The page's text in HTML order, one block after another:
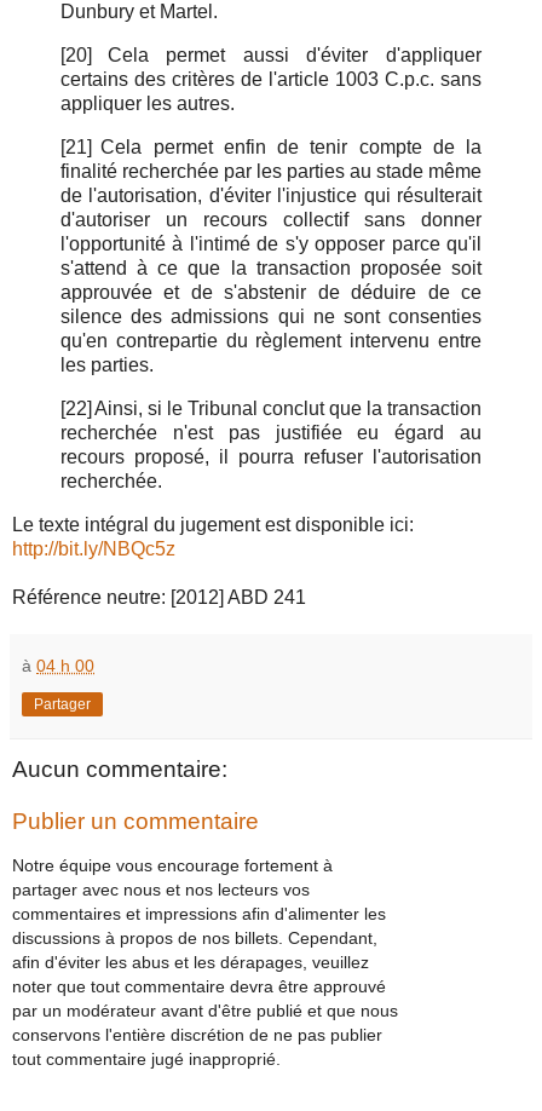
Dunbury et Martel.
[20]
Cela permet aussi d'éviter d'appliquer
certains des critères de l'article 1003 C.p.c. sans
appliquer les autres.
[21] Cela permet enfin de tenir compte de la
finalité recherchée par les parties au stade même
de l'autorisation, d'éviter l'injustice qui résulterait
d'autoriser un recours collectif sans donner
l'opportunité à l'intimé de s'y opposer parce qu'il
s'attend à ce que la transaction proposée soit
approuvée et de s'abstenir de déduire de ce
silence des admissions qui ne sont consenties
qu'en contrepartie du règlement intervenu entre
les parties.
[22] Ainsi, si le Tribunal conclut que la transaction
recherchée n'est pas justifiée eu égard au
recours proposé, il pourra refuser l'autorisation
recherchée.
Le texte intégral du jugement est disponible ici:
http://bit.ly/NBQc5z
Référence neutre: [2012] ABD 241
à 04 h 00
Partager
Aucun commentaire:
Publier un commentaire
Notre équipe vous encourage fortement à
partager avec nous et nos lecteurs vos
commentaires et impressions afin d'alimenter les
discussions à propos de nos billets. Cependant,
afin d'éviter les abus et les dérapages, veuillez
noter que tout commentaire devra être approuvé
par un modérateur avant d'être publié et que nous
conservons l'entière discrétion de ne pas publier
tout commentaire jugé inapproprié.